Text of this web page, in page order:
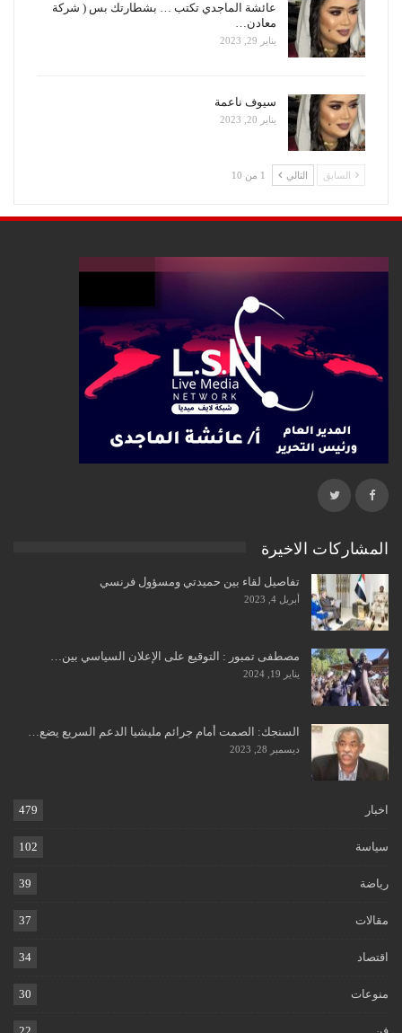
عائشة الماجدي تكتب … بشطارتك بس ( شركة
معادن…
يناير 29, 2023
سيوف ناعمة
يناير 20, 2023
السابق التالي 1 من 10
المشاركات الاخيرة
تفاصيل لقاء بين حميدتي ومسؤول فرنسي
أبريل 4, 2023
مصطفى تمبور : التوقيع على الإعلان السياسي بين…
يناير 19, 2024
السنجك: الصمت أمام جرائم مليشيا الدعم السريع يضع…
ديسمبر 28, 2023
اخبار 479
سياسة 102
رياضة 39
مقالات 37
اقتصاد 34
منوعات 30